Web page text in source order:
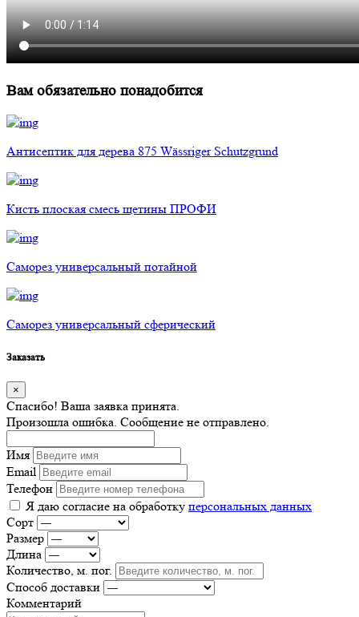
Вам обязательно понадобится
Антисептик для дерева 875 Wässriger Schutzgrund
Кисть плоская смесь щетины ПРОФИ
Саморез универсальный потайной
Саморез универсальный сферический
Заказать
×
Спасибо! Ваша заявка принята.
Произошла ошибка. Сообщение не отправлено.
Имя
Email
Телефон
Я даю согласие на обработку персональных данных
Сорт
Размер
Длина
Количество, м. пог.
Способ доставки
Комментарий